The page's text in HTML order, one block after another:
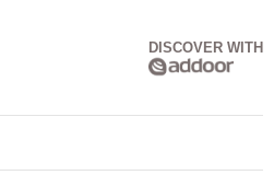
DISCOVER WITH